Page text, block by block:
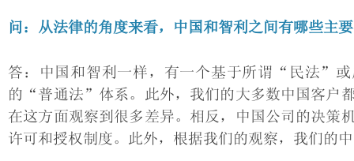
问：从法律的角度来看，中国和智利之间有哪些主
答：中国和智利一样，有一个基于所谓“民法”
的“普通法”体系。此外，我们的大多数中国客户
在这方面观察到很多差异。相反，中国公司的决策
许可和授权制度。此外，根据我们的观察，我们的